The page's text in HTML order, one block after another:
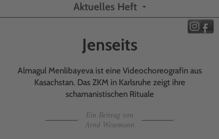
Aktuelles Heft
Jenseits
Almagul Menlibayeva ist eine Videochoreografin aus
Kasachstan. Das ZKM in Karlsruhe zeigt ihre
schamanistischen Rituale
Ein Beitrag von
Arnd Wesemann